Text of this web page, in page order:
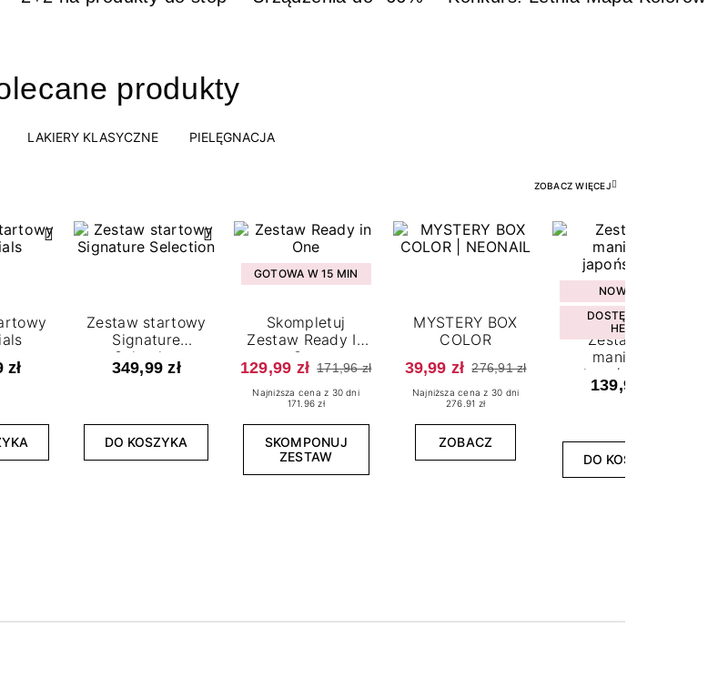
produkty
LAKIERY KLASYCZNE PIELĘGNACJA
ZOBACZ WIĘCEJ
zł
Zestaw startowy
Signature
Selection
349,99 zł
DO KOSZYKA
GOTOWA W 15 MIN
Skompletuj
Zestaw Ready In
One
129,99 zł 171,96 zł
Najniższa cena z 30 dni
171.96 zł
SKOMPONUJ
ZESTAW
MYSTERY BOX
COLOR
39,99 zł 276,91 zł
Najniższa cena z 30 dni
276.91 zł
ZOBACZ
NOWOŚĆ
DOSTĘPNY W
HEBE
Zestaw do
manicure
japońskiego
139,99 zł
DO KOSZYKA